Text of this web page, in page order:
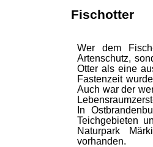
Fischotter
Wer dem
Artenschutz,
Otter als eine
Fastenzeit
Auch war der
In
Teichgebieten
Naturpark
vorhanden.